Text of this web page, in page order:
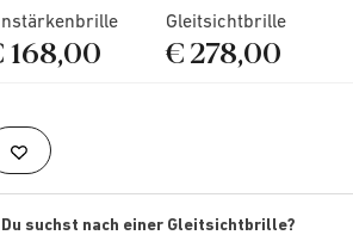
168,00
Gleitsichtbrille
€ 278,00
Du suchst nach einer Gleitsichtbrille?